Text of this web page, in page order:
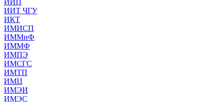
ИИТ ЧГУ
ИКТ
ИМИСП
ИММиФ
ИММФ
ИМПЭ
ИМСГС
ИМТП
ИМЦ
ИМЭИ
ИМЭС